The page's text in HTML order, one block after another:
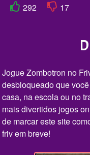
292 17
Jogue Zombotron no
desbloqueado que
casa, na escola ou no
mais divertidos jogos
de marcar este site
friv em breve!